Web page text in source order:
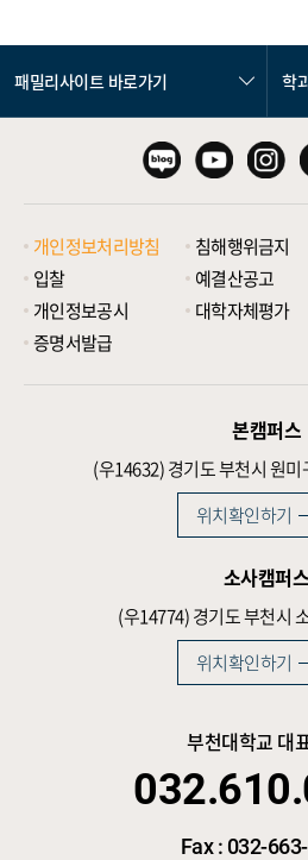
패밀리사이트 바로가기 학
개인정보처리방침 침해행위금지
입찰
예결산공고
개인정보공시
대학자체평가
증명서발급
본캠퍼스
(우14632)경기도 부천시 원
위치확인하기
소사캠퍼스
(우14774)경기도 부천시
위치확인하기
부천대학교 대
Fax : 032-